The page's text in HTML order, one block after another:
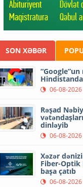
SON XƏBƏR
06-08-2026
Rəşad
dinləyib
06-08-2026
Xəzər
Fiber-Optik
başa çatıb
06-08-2026